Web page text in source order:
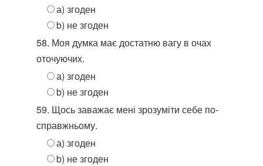
а) згоден
b) не згоден
58. Моя думка має достатню вагу в очах
оточуючих.
а) згоден
b) не згоден
59. Щось заважає мені зрозуміти себе по-
справжньому.
а) згоден
b) не згоден